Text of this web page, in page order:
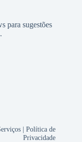
para sugestões
|Política de
Privacidade